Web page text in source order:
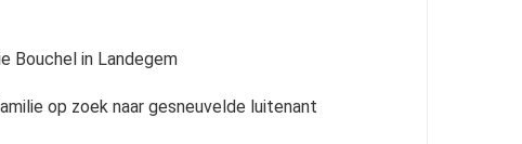
Bouchel in Landegem
op zoek naar gesneuvelde luitenant